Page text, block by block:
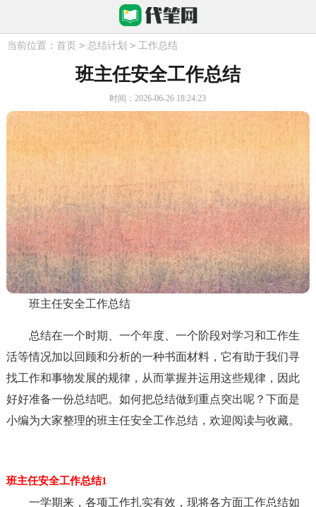
当前位置： 首页 > 总结计划 > 工作总结
班主任安全工作总结
时间：2026-06-26 18:24:23
班主任安全工作总结
总结在一个时期、一个年度、一个阶段对学习和工作生
活等情况加以回顾和分析的一种书面材料，它有助于我们寻
找工作和事物发展的规律，从而掌握并运用这些规律，因此
好好准备一份总结吧。如何把总结做到重点突出呢？下面是
小编为大家整理的班主任安全工作总结，欢迎阅读与收藏。
班主任安全工作总结1
一学期来，各项工作扎实有效，现将各方面工作总结如